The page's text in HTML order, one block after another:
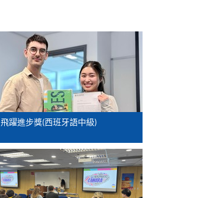
飛躍進步獎(西班牙語中級)